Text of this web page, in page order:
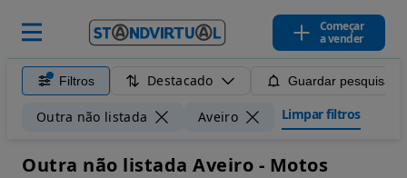
Começar
a vender
Filtros Destacado Guardar pesquisa
Outra não listada Aveiro Limpar filtros
Outra não listada Aveiro - Motos